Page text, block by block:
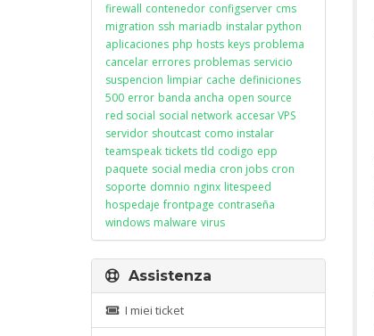
firewall contenedor configserver cms
migration ssh mariadb instalar python
aplicaciones php hosts keys problema
cancelar errores problemas servicio
suspencion limpiar cache definiciones
500 error banda ancha open source
red social social network accesar VPS
servidor shoutcast como instalar
teamspeak tickets tld codigo epp
paquete social media cron jobs cron
soporte domnio nginx litespeed
hospedaje frontpage contraseña
windows malware virus
Assistenza
I miei ticket